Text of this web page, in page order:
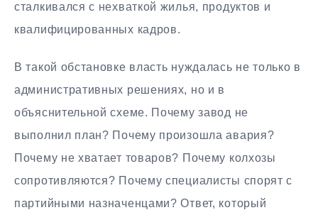
сталкивался с нехваткой жилья, продуктов и
квалифицированных кадров.
В такой обстановке власть нуждалась не только в
административных решениях, но и в
объяснительной схеме. Почему завод не
выполнил план? Почему произошла авария?
Почему не хватает товаров? Почему колхозы
сопротивляются? Почему специалисты спорят с
партийными назначенцами? Ответ, который